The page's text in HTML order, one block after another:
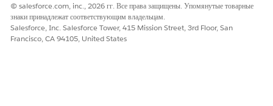
© salesforce.com, inc., 2026 гг. Все права защищены. Упомянутые товарные
знаки принадлежат соответствующим владельцам.
Salesforce, Inc. Salesforce Tower, 415 Mission Street, 3rd Floor, San
Francisco, CA 94105, United States